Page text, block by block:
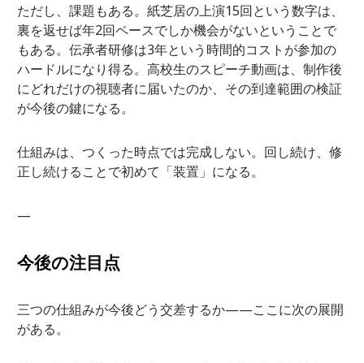
ただし、課題もある。紙芝居の上演15回という数字は、
裏を返せば年2回ペースでしか機会がないということで
もある。伝承者研修は3年という時間的コストが参加の
ハードルになり得る。高校生のスピーチ動画は、制作後
にどれだけの視聴者に届いたのか、その到達範囲の検証
が今後の鍵になる。
仕組みは、つくった時点では完成しない。回し続け、修
正し続けることで初めて「装置」になる。
—
今後の注目点
三つの仕組みが今後どう交差するか——ここに次の展開
がある。